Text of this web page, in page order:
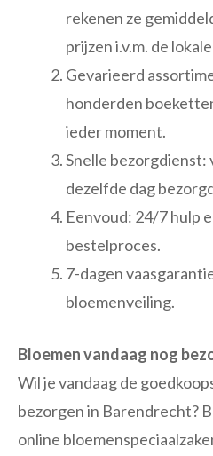
rekenen ze
prijzen i.v.m. de
Gevarieerd
honderden
ieder moment.
Snelle bezorgdienst:
dezelfde dag
Eenvoud: 24/7 hulp
bestelproces.
7-dagen
bloemenveiling.
Bloemen vandaag nog
Wil je vandaag de
bezorgen in Barendrecht?
online